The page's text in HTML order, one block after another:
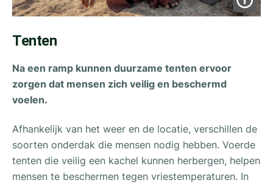
Tenten
Na een ramp kunnen duurzame tenten ervoor
zorgen dat mensen zich veilig en beschermd
voelen.
Afhankelijk van het weer en de locatie, verschillen de
soorten onderdak die mensen nodig hebben. Voerde
tenten die veilig een kachel kunnen herbergen, helpen
mensen te beschermen tegen vriestemperaturen. In